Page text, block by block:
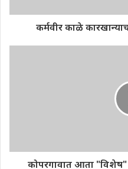
कर्मवीर काळे
कोपरगावात आता "विशेष"